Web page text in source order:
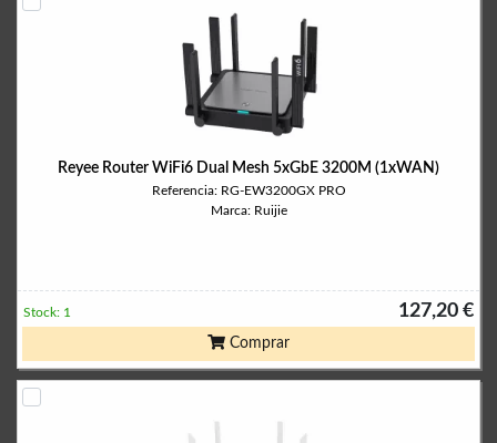
Reyee Router WiFi6 Dual Mesh 5xGbE 3200M (1xWAN)
Referencia: RG-EW3200GX PRO
Marca: Ruijie
127,20 €
Stock: 1
Comprar